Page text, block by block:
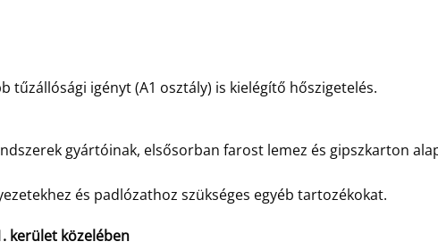
tűzállósági igényt (A1 osztály) is kielégítő hőszigetelés.
gyártóinak, elsősorban farost lemez és gipszkarton
és padlózathoz szükséges egyéb tartozékokat.
kerület közelében